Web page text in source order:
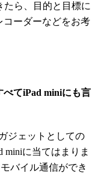
たら、目的と目標に
コーダーなどをお考
べてiPad miniにも言
ジェットとしての
miniに当てはまりま
バイル通信ができ